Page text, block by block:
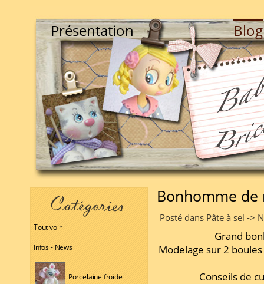
Présentation Blog
Tout voir
Infos - News
Porcelaine froide
Bonhomme de
Posté dans Pâte à sel ->
Grand
Modelage sur 2
Conseils de